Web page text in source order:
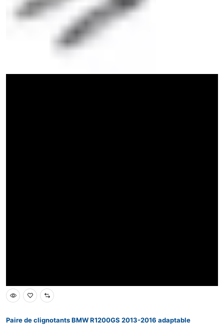
Paire de clignotants BMW R1200GS 2013-2016 adaptable